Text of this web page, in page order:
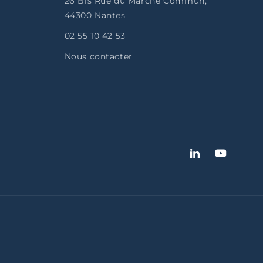
44300 Nantes
02 55 10 42 53
Nous contacter
LinkedInYouTube